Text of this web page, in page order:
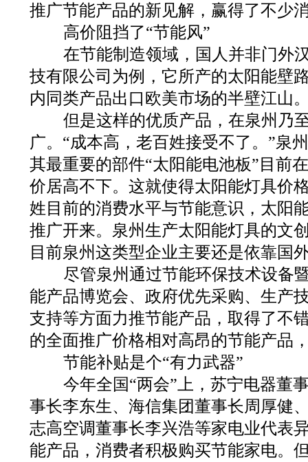
推广节能产品的新见解，赢得了不少
高价阻挡了“节能风”
在节能制造领域，国人并非门外
技有限公司为例，它所产的太阳能壁
内同类产品出口欧美市场的半壁江山
但是这样的优质产品，在泉州乃
广。“成本高，老百姓接受不了。”泉
其最重要的部件“太阳能电池板”目前
价居高不下。这就使得太阳能灯具价
姓目前的消费水平与节能意识，太阳
推广开来。泉州生产太阳能灯具的文
目前泉州这类型企业主要还是依靠国
尽管泉州通过节能环保技术设备
能产品博览会、政府优先采购、生产
支持等方面力推节能产品，取得了不
的全面推广价格相对高昂的节能产品
节能补贴是个“有力武器”
今年全国“两会”上，苏宁电器董
事长李东生、海信集团董事长周厚健
志高空调董事长李兴浩等家电业代表
能产品，消费者积极购买节能家电。